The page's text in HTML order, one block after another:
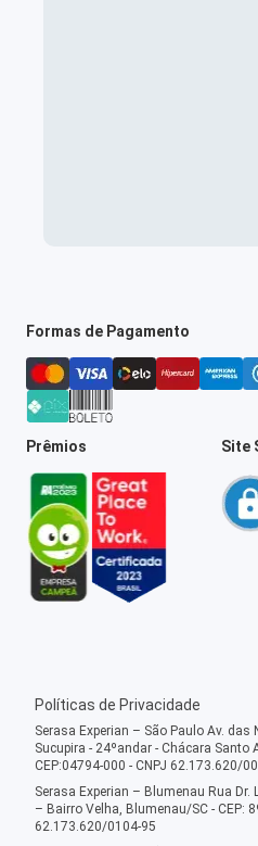
Formas de Pagamento
Prêmios Site
Políticas de Privacidade
Serasa Experian – São Paulo Av.
Sucupira - 24ºandar - Chácara Santo
CEP:04794-000 - CNPJ 62.173.620/
Serasa Experian – Blumenau Rua
– Bairro Velha, Blumenau/SC - CEP:
62.173.620/0104-95